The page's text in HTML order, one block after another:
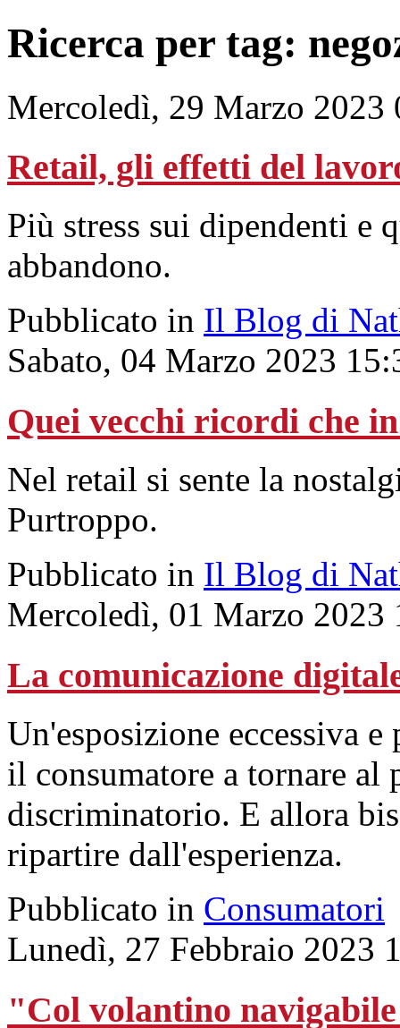
Ricerca per tag:
Mercoledì, 29 Marzo 2023
Retail, gli effetti del
Più stress sui dipendenti e
abbandono.
Pubblicato in Il Blog di
Sabato, 04 Marzo 2023
Quei vecchi ricordi che
Nel retail si sente la
Purtroppo.
Pubblicato in Il Blog di
Mercoledì, 01 Marzo 2023
La comunicazione
Un'esposizione eccessiva
il consumatore a tornare al
discriminatorio. E allora
ripartire dall'esperienza.
Pubblicato in Consumatori
Lunedì, 27 Febbraio 2023
"Col volantino